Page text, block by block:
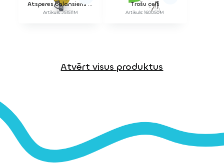
Atsperes balansieris mazajiem Piko putns
Artikuls: J51511M
Trošu ceļš
Artikuls: 160050M
Atvērt visus produktus